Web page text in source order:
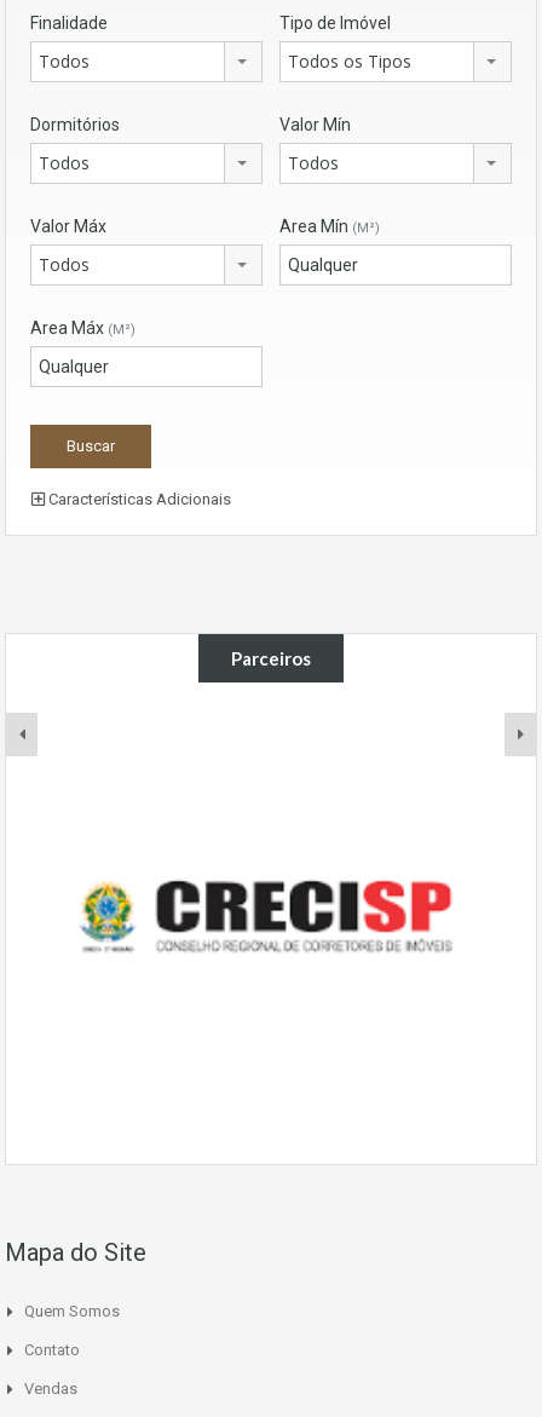
Finalidade
Todos
Tipo de Imóvel
Todos os Tipos
Dormitórios
Todos
Valor Mín
Todos
Valor Máx
Todos
Area Mín (M²)
Area Máx (M²)
Características Adicionais
Parceiros
Mapa do Site
Quem Somos
Contato
Vendas